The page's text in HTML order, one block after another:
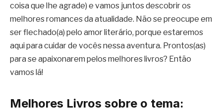
coisa que lhe agrade) e vamos juntos descobrir os
melhores romances da atualidade. Não se preocupe em
ser flechado(a) pelo amor literário, porque estaremos
aqui para cuidar de vocês nessa aventura. Prontos(as)
para se apaixonarem pelos melhores livros? Então
vamos lá!
Melhores Livros sobre o tema: